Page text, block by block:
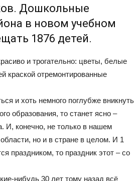
сайт
газеты
Дошкольные
в новом учебном
1876 детей.
и трогательно: цветы, белые
краской отремонтированные
и хоть немного поглубже вникнуть
образования, то станет ясно –
И, конечно, не только в нашем
но и в стране в целом. И 1
праздником, то праздник этот – со
нибудь 30 лет тому назад всё